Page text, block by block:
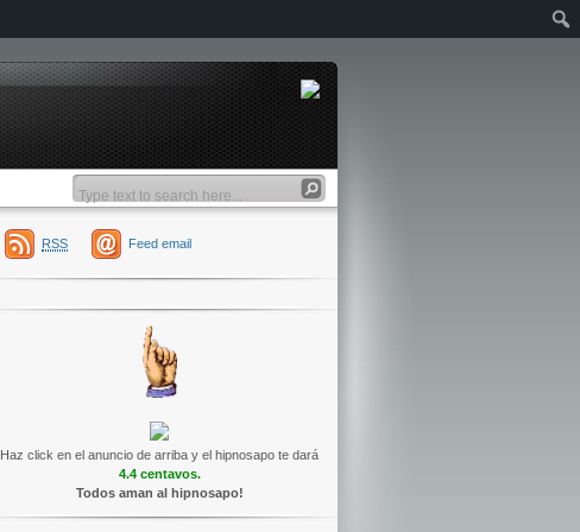
RSS Feed email
Haz click en el anuncio de arriba y el hipnosapo te dará
4.4 centavos.
Todos aman al hipnosapo!